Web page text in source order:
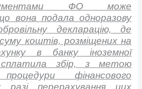
ФО може
вона подала одноразову
декларацію, де
коштів, розміщених на
в банку іноземної
збір, з метою
фінансового
разі перерахування цих